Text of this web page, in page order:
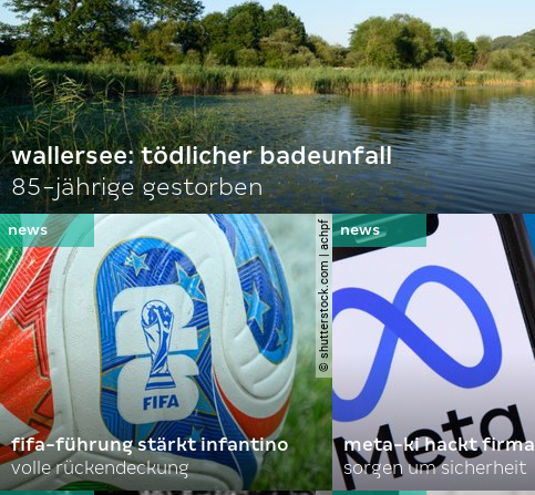
wallersee: tödlicher badeunfall
85-jährige gestorben
© shutterstock.com | achpf
fifa-führung stärkt infantino
volle rückendeckung
meta-ki hackt firma
sorgen um sicherheit